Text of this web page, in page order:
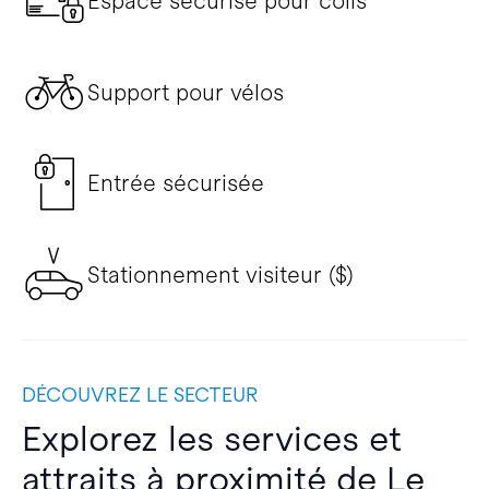
Support pour vélos
Entrée sécurisée
Stationnement visiteur ($)
DÉCOUVREZ LE SECTEUR
Explorez les services et
attraits à proximité de Le